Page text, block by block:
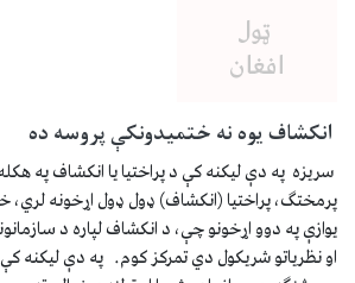
انکشاف یوه نه ختمیدونکې پروسه ده
سریزه په دې لیکنه کې د پراختیا یا انکشاف په
پرمختګ، پراختیا (انکشاف) ډول ډول اړخونه لري،
یوازې په دوو اړخونو چې، د انکشاف لپاره د
او نظریاتو شریکول دي تمرکز کوم. په دې لیکنه